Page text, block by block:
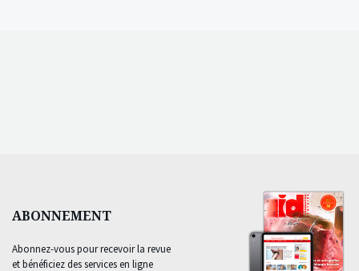
ABONNEMENT
Abonnez-vous pour recevoir la revue
et bénéficiez des services en ligne